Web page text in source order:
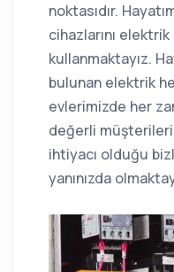
noktasıdır.
cihazlarını
kullanmaktayız.
bulunan elektrik
evlerimizde her
değerli
ihtiyacı olduğu
yanınızda